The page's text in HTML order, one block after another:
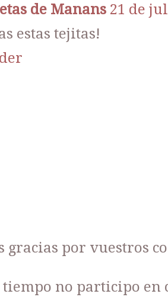
de Manans 21 de
estas tejitas!
gracias por vuestros
no participo en